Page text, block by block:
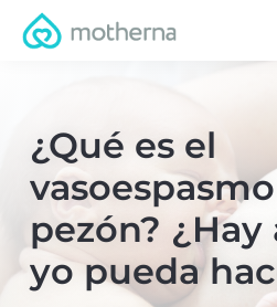
¿Qué es el
pezón?
yo pueda